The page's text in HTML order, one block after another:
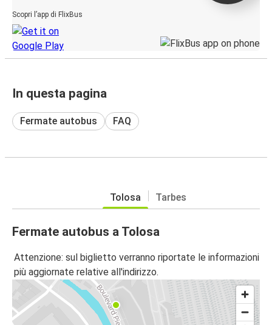
Scopri l’app di FlixBus
In questa pagina
Fermate autobus FAQ
Tolosa Tarbes
Fermate autobus a Tolosa
Attenzione: sul biglietto verranno riportate le informazioni
più aggiornate relative all'indirizzo.